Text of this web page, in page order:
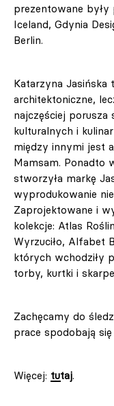
prezentowane były
Iceland, Gdynia
Berlin.
Katarzyna
architektoniczne,
najczęściej porusza
kulturalnych i
między innymi jest
Mamsam. Ponadto
stworzyła markę
wyprodukowanie
Zaprojektowane i
kolekcje: Atlas
Wyrzuciło, Alfabet
których wchodziły
torby, kurtki i
Zachęcamy do
prace spodobają
Więcej: tutaj.